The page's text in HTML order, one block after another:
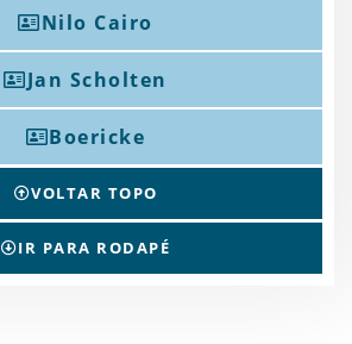
Nilo Cairo
Jan Scholten
Boericke
VOLTAR TOPO
IR PARA RODAPÉ